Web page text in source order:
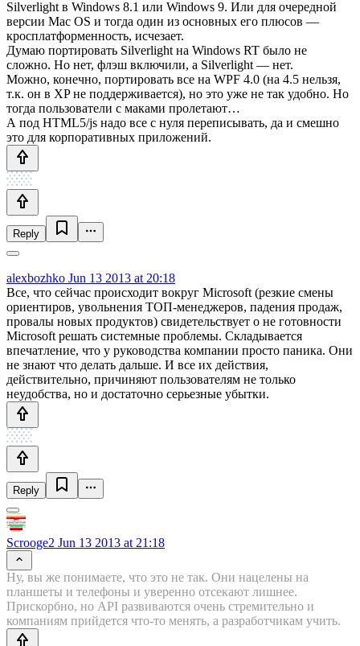
Silverlight в Windows 8.1 или Windows 9. Или для очередной
версии Mac OS и тогда один из основных его плюсов —
кросплатформенность, исчезает.
Думаю портировать Silverlight на Windows RT было не
сложно. Но нет, флэш включили, а Silverlight — нет.
Можно, конечно, портировать все на WPF 4.0 (на 4.5 нельзя,
т.к. он в XP не поддерживается), но это уже не так удобно. Но
тогда пользователи с маками пролетают…
А под HTML5/js надо все с нуля переписывать, да и смешно
это для корпоративных приложений.
Reply
alexbozhko Jun 13 2013 at 20:18
Все, что сейчас происходит вокруг Microsoft (резкие смены
ориентиров, увольнения ТОП-менеджеров, падения продаж,
провалы новых продуктов) свидетельствует о не готовности
Microsoft решать системные проблемы. Складывается
впечатление, что у руководства компании просто паника. Они
не знают что делать дальше. И все их действия,
действительно, причиняют пользователям не только
неудобства, но и достаточно серьезные убытки.
Reply
Scrooge2 Jun 13 2013 at 21:18
Ну, вы же понимаете, что это не так. Они нацелены на
планшеты и телефоны и уверенно отсекают лишнее.
Прискорбно, но API развиваются очень стремительно и
компаниям прийдется что-то менять, а разработчикам учить.